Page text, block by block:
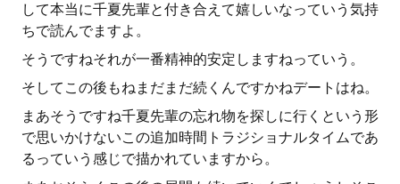
して本当に千夏先輩と付き合えて嬉しいなっていう気持
ちで読んでますよ。
そうですねそれが一番精神的安定しますねっていう。
そしてこの後もねまだまだ続くんですかねデートはね。
まあそうですね千夏先輩の忘れ物を探しに行くという形
で思いかけないこの追加時間トラジショナルタイムであ
るっていう感じで描かれていますから。